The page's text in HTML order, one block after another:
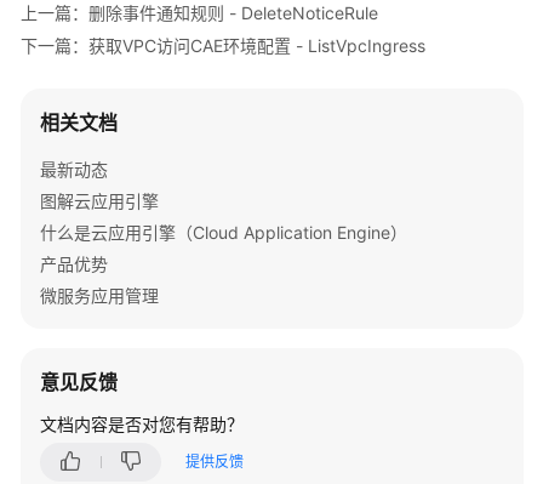
计
费
明
快
速
入
用
南
上一篇：删除事件通知规则 - DeleteNoticeRule
下一篇：获取VPC访问CAE环境配置 - ListVpcIngress
相关文档
最新动态
图解云应用引擎
什么是云应用引擎（Cloud Application Engine）
产品优势
微服务应用管理
意见反馈
文档内容是否对您有帮助？
提供反馈